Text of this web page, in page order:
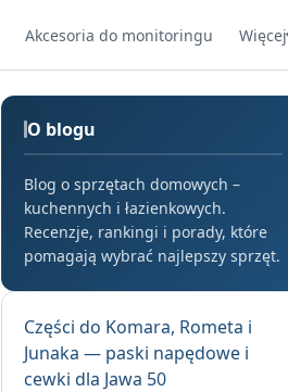
Akcesoria do monitoringu Więcej
O blogu
Blog o sprzętach domowych –
kuchennych i łazienkowych.
Recenzje, rankingi i porady, które
pomagają wybrać najlepszy sprzęt.
Części do Komara, Rometa i
Junaka — paski napędowe i
cewki dla Jawa 50